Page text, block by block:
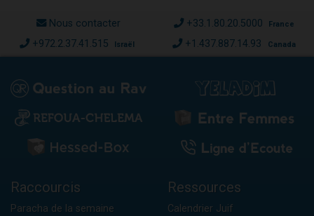
Nous contacter +33.1.80.20.5000 France
+972.2.37.41.515 Israël +1.437.887.14.93 Canada
Raccourcis
Paracha de la semaine
Ressources
Calendrier Juif